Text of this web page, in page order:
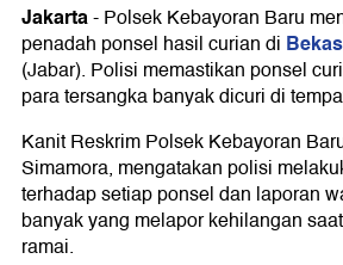
Jakarta-Polsek Kebayoran Baru
penadah ponsel hasil curian di
(Jabar). Polisi memastikan ponsel
para tersangka banyak dicuri di
Kanit Reskrim Polsek Kebayoran
Simamora, mengatakan polisi
terhadap setiap ponsel dan laporan
banyak yang melapor kehilangan
ramai.